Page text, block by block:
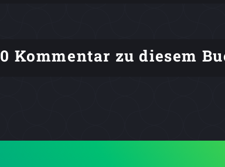
0 Kommentar zu diesem